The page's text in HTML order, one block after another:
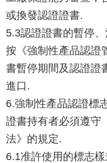
或換發認證證書.
5.3認證證書的暫停
按《強制性產品認證
書暫停期間及認證證
進口.
6.強制性產品認證標
證書持有者必須遵守
法》的規定.
6.1准許使用的標志